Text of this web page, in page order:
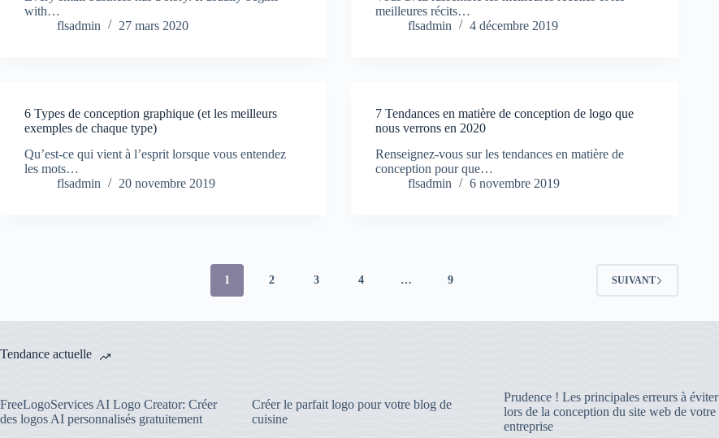
with…
flsadmin
27 mars 2020
meilleures récits…
flsadmin
4 décembre 2019
6 Types de conception graphique (et les meilleurs
exemples de chaque type)
Qu’est-ce qui vient à l’esprit lorsque vous entendez
les mots…
flsadmin
20 novembre 2019
7 Tendances en matière de conception de logo que
nous verrons en 2020
Renseignez-vous sur les tendances en matière de
conception pour que…
flsadmin
6 novembre 2019
1 2 3 4 … 9 SUIVANT
Tendance actuelle
FreeLogoServices AI Logo Creator: Créer
des logos AI personnalisés gratuitement
Créer le parfait logo pour votre blog de
cuisine
Prudence ! Les principales erreurs à éviter
lors de la conception du site web de votre
entreprise